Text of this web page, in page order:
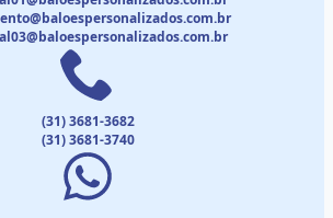
(31) 3681-3682
(31) 3681-3740